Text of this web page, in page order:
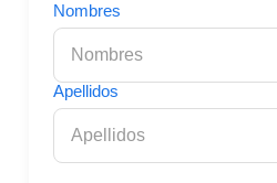
Nombres
Apellidos